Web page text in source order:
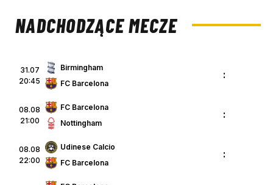
NADCHODZĄCE MECZE
31.07
20:45
Birmingham
FC Barcelona
:
08.08
21:00
FC Barcelona
Nottingham
:
08.08
22:00
Udinese Calcio
FC Barcelona
: